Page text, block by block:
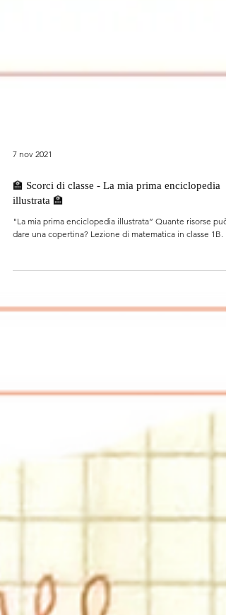
7 nov 2021
🏫 Scorci di classe - La mia prima enciclopedia
illustrata 🏫
dare una copertina? Lezione di matematica in classe 1B.